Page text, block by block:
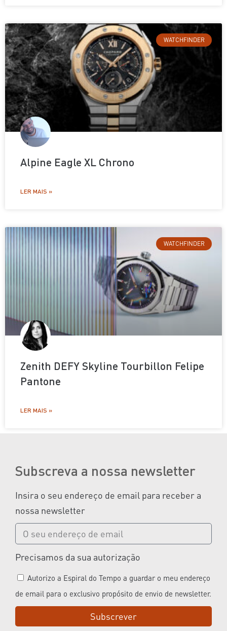
WATCHFINDER
Alpine Eagle XL Chrono
LER MAIS »
WATCHFINDER
Zenith DEFY Skyline Tourbillon Felipe
Pantone
LER MAIS »
Subscreva a nossa newsletter
Insira o seu endereço de email para receber a
nossa newsletter
Precisamos da sua autorização
Autorizo a Espiral do Tempo a guardar o meu endereço
de email para o exclusivo propósito de envio de newsletter.
Subscrever